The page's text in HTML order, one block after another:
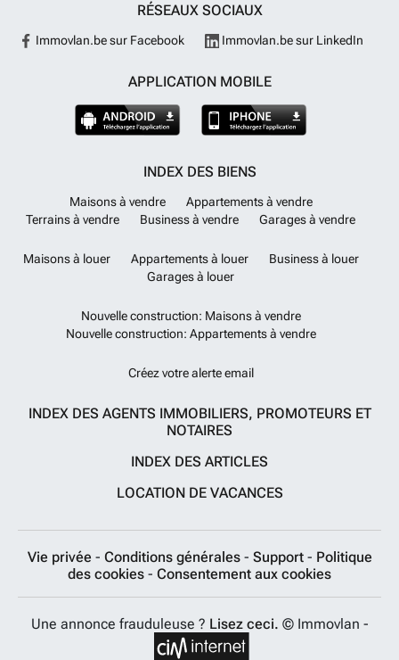
RÉSEAUX SOCIAUX
Immovlan.be sur Facebook Immovlan.be sur LinkedIn
APPLICATION MOBILE
INDEX DES BIENS
Maisons à vendre
Appartements à vendre
Terrains à vendre
Business à vendre Garages à vendre
Maisons à louer Appartements à louer
Business à louer
Garages à louer
Nouvelle construction: Maisons à vendre
Nouvelle construction: Appartements à vendre
Créez votre alerte email
INDEX DES AGENTS IMMOBILIERS, PROMOTEURS ET
NOTAIRES
INDEX DES ARTICLES
LOCATION DE VACANCES
Vie privée - Conditions générales - Support - Politique
des cookies - Consentement aux cookies
Une annonce frauduleuse ? Lisez ceci. © Immovlan -